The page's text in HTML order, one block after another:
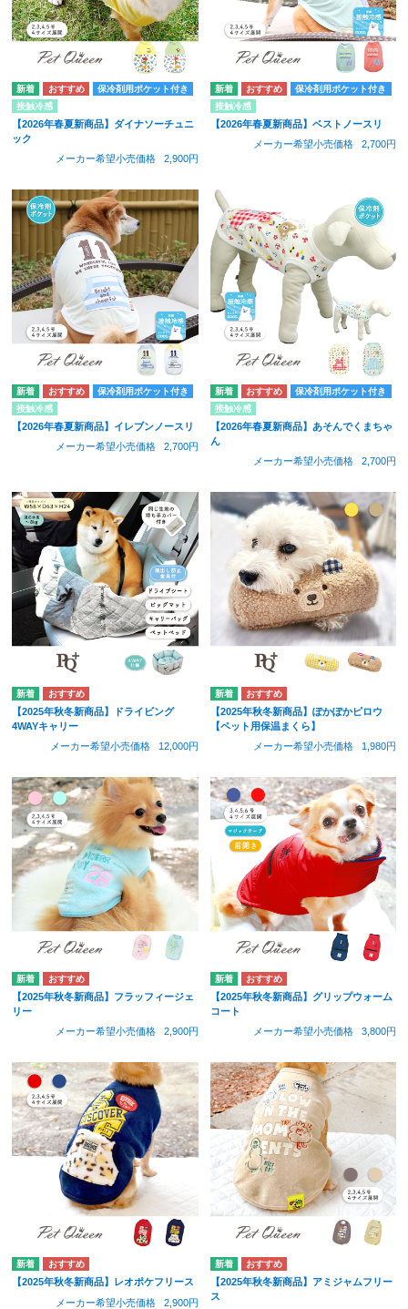
保冷剤用ポケット付き
接触冷感
【2026年春夏新商品】ダイナソーチュニ
ック
メーカー希望小売価格
2,900円
保冷剤用ポケット付き
接触冷感
【2026年春夏新商品】ベストノースリ
メーカー希望小売価格
2,700円
保冷剤用ポケット付き
接触冷感
【2026年春夏新商品】イレブンノースリ
メーカー希望小売価格
2,700円
保冷剤用ポケット付き
接触冷感
【2026年春夏新商品】あそんでくまちゃ
ん
メーカー希望小売価格
2,700円
【2025年秋冬新商品】ドライビング
4WAYキャリー
メーカー希望小売価格
12,000円
【2025年秋冬新商品】ぽかぽかピロウ
【ペット用保温まくら】
メーカー希望小売価格
1,980円
【2025年秋冬新商品】フラッフィージェ
リー
メーカー希望小売価格
2,900円
【2025年秋冬新商品】グリップウォーム
コート
メーカー希望小売価格
3,800円
【2025年秋冬新商品】レオポケフリース
メーカー希望小売価格
2,900円
【2025年秋冬新商品】アミジャムフリー
ス